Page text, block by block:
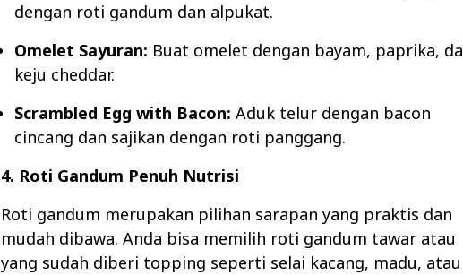
dengan roti gandum dan alpukat.
Omelet Sayuran: Buat omelet dengan bayam, paprika,
keju cheddar.
Scrambled Egg with Bacon: Aduk telur dengan bacon
cincang dan sajikan dengan roti panggang.
4. Roti Gandum Penuh Nutrisi
Roti gandum merupakan pilihan sarapan yang praktis dan
mudah dibawa. Anda bisa memilih roti gandum tawar atau
yang sudah diberi topping seperti selai kacang, madu, atau